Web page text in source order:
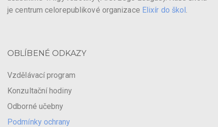
je centrum celorepublikové organizace Elixír do škol.
OBLÍBENÉ ODKAZY
Vzdělávací program
Konzultační hodiny
Odborné učebny
Podmínky ochrany